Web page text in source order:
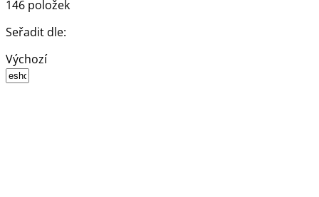
146 položek
Seřadit dle:
Výchozí